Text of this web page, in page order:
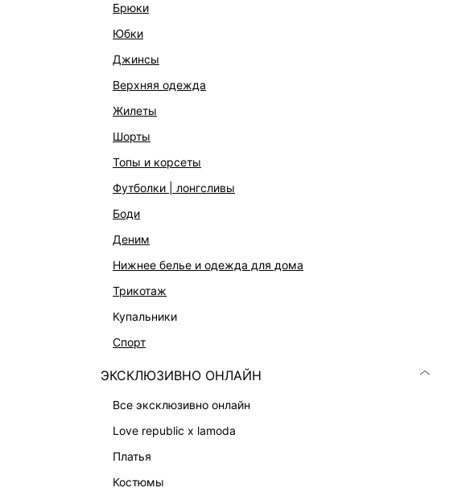
брюки
юбки
джинсы
верхняя одежда
жилеты
шорты
топы и корсеты
футболки | лонгсливы
боди
деним
нижнее белье и одежда для дома
трикотаж
купальники
спорт
ЭКСКЛЮЗИВНО ОНЛАЙН
все эксклюзивно онлайн
love republic x lamoda
платья
костюмы
ЖИЛЕТ С ШЕРСТЬЮ И ВИСКОЗОЙ
-79%1 999 ₽